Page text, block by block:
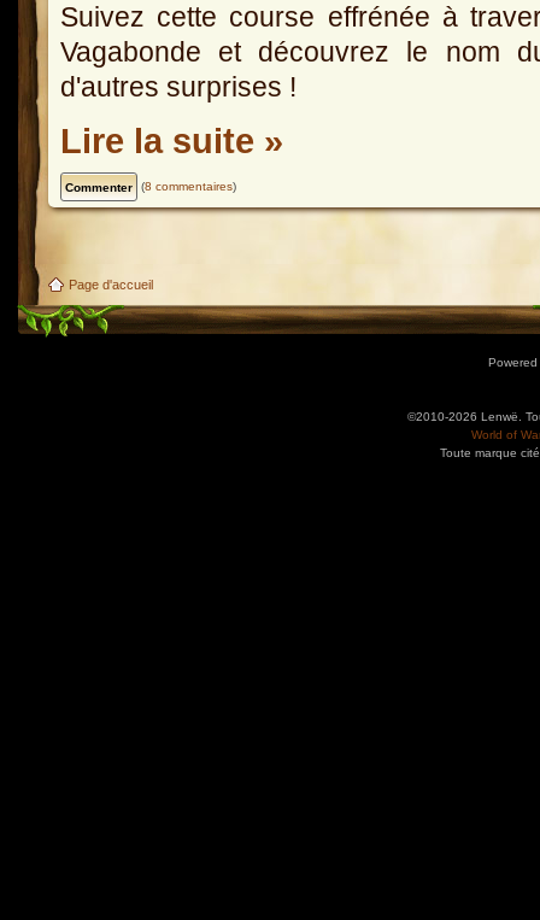
Suivez cette course effrénée à
Vagabonde et découvrez le nom
d'autres surprises !
Lire la suite »
(8 commentaires)
Page d'accueil
©2010-2026 Lenwë.
World of
Toute marque